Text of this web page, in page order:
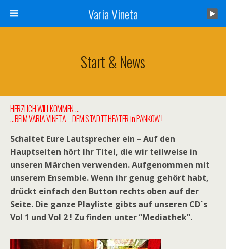
Varia Vineta
Start & News
HERZLICH WILLKOMMEN …
…BEIM VARIA VINETA – DEM STADTTHEATER in PANKOW !
Schaltet Eure Lautsprecher ein – Auf den
Hauptseiten hört Ihr Titel, die wir teilweise in
unseren Märchen verwenden. Aufgenommen mit
unserem Ensemble. Wenn ihr genug gehört habt,
drückt einfach den Button rechts oben auf der
Seite. Die ganze Playliste gibts auf unseren CD´s
Vol 1 und Vol 2 ! Zu finden unter “Mediathek”.